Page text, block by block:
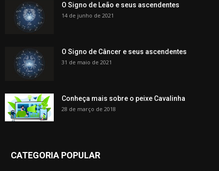
O Signo de Leão e seus ascendentes
14 de junho de 2021
O Signo de Câncer e seus ascendentes
31 de maio de 2021
Conheça mais sobre o peixe Cavalinha
28 de março de 2018
CATEGORIA POPULAR